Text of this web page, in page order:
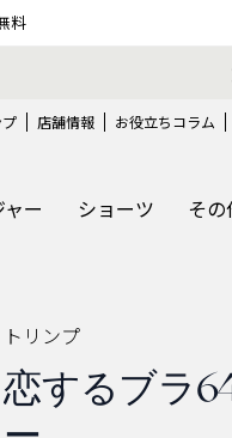
料
店舗情報 お役立ちコラム
ー ショーツ その
トリンプ
恋するブラ